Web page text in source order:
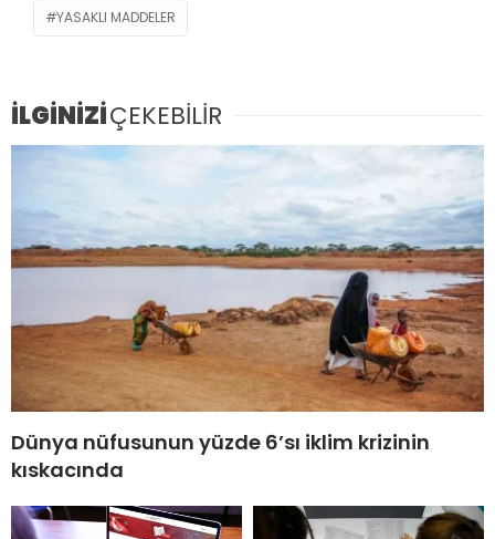
YASAKLI MADDELER
İLGİNİZİÇEKEBİLİR
Dünya nüfusunun yüzde 6’sı iklim krizinin
kıskacında